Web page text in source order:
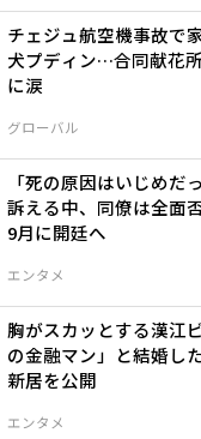
グローバル
チェジュ航空機事故で
犬プディン…合同献花
に涙
エンタメ
「死の原因はいじめだ
訴える中、同僚は全面
9月に開廷へ
エンタメ
胸がスカッとする漢江
の金融マン」と結婚し
新居を公開